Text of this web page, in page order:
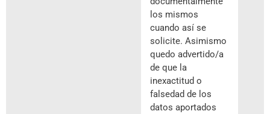
los mismos
cuando así se
solicite. Asimismo
quedo advertido/a
de que la
inexactitud o
falsedad de los
datos aportados